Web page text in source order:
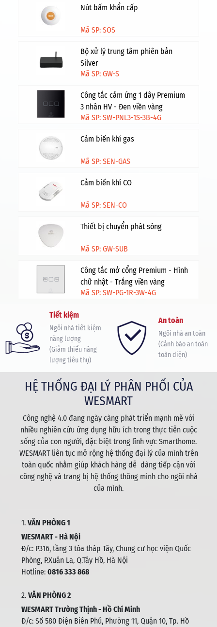
Nút bấm khẩn cấp
Mã SP: SOS
Bộ xử lý trung tâm phiên bản
Silver
Mã SP: GW-S
Công tắc cảm ứng 1 dây Premium
3 nhân HV - Đen viền vàng
Mã SP: SW-PNL3-1S-3B-4G
Cảm biến khí gas
Mã SP: SEN-GAS
Cảm biến khí CO
Mã SP: SEN-CO
Thiết bị chuyển phát sóng
Mã SP: GW-SUB
Công tắc mở cổng Premium - Hình
chữ nhật - Trắng viền vàng
Mã SP: SW-PG-1R-3W-4G
Tiết kiệm
Ngôi nhà tiết kiệm
năng lượng
(Giảm thiểu năng
lượng tiêu thụ)
An toàn
Ngôi nhà an toàn
(Cảnh báo an toàn
toàn diện)
HỆ THỐNG ĐẠI LÝ PHÂN PHỐI CỦA
WESMART
Công nghệ 4.0 đang ngày càng phát triển mạnh mẽ với
nhiều nghiên cứu ứng dụng hữu ích trong thực tiễn cuộc
sống của con người, đặc biệt trong lĩnh vực Smarthome.
WESMART liên tục mở rộng hệ thống đại lý của mình trên
toàn quốc nhằm giúp khách hàng dễ dàng tiếp cận với
công nghệ và trang bị hệ thống thông minh cho ngôi nhà
của mình.
1. VĂN PHÒNG 1
WESMART - Hà Nội
Đ/c: P316, tầng 3 tòa tháp Tây, Chung cư học viện Quốc
Phòng, P.Xuân La, Q.Tây Hồ, Hà Nội
Hotline: 0816 333 868
2. VĂN PHÒNG 2
WESMART Trường Thịnh - Hồ Chí Minh
Đ/c: Số 580 Điện Biên Phủ, Phường 11, Quận 10, Tp. Hồ